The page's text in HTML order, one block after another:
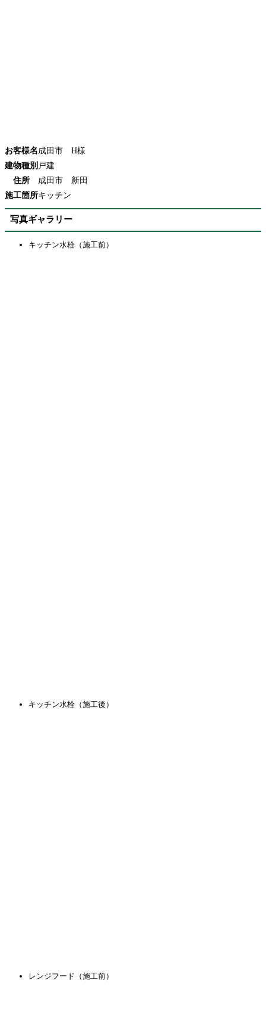
お客様名成田市 H様
建物種別 戸建
住所
成田市 新田
施工箇所キッチン
写真ギャラリー
キッチン水栓（施工前）
キッチン水栓（施工後）
レンジフード（施工前）